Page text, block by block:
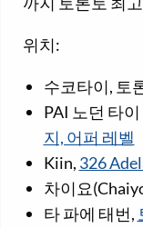
위치:
수코타이, 토
PAI 노던 타
지, 어퍼 레벨
Kiin, 326
차이요
타 파에 태번,